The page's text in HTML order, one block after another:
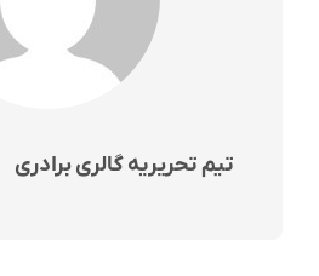
تیم تحریریه گالری برادری